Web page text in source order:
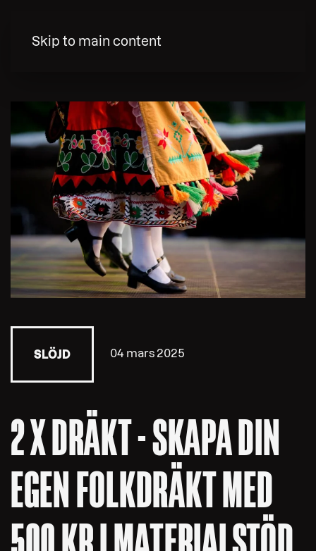
Skip to main content
SLÖJD 04 mars 2025
2 X DRÄKT - SKAPA DIN
EGEN FOLKDRÄKT MED